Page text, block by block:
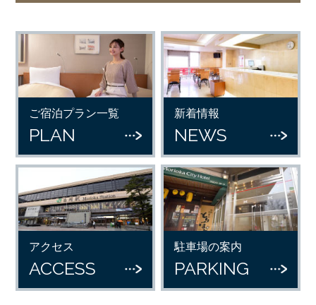
ご宿泊プラン一覧
PLAN
新着情報
NEWS
アクセス
ACCESS
駐車場の案内
PARKING